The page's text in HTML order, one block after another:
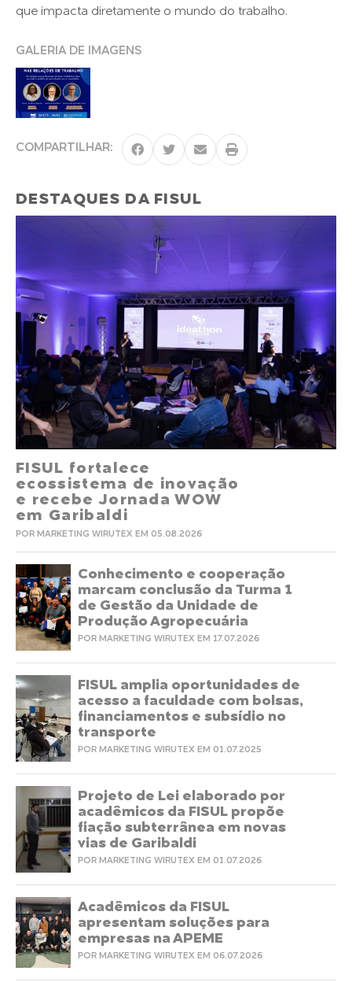
que impacta diretamente o mundo do trabalho.
GALERIA DE IMAGENS
COMPARTILHAR:
DESTAQUES DA FISUL
FISUL fortalece
ecossistema de inovação
e recebe Jornada WOW
em Garibaldi
POR MARKETING WIRUTEX EM 05.08.2026
Conhecimento e cooperação
marcam conclusão da Turma 1
de Gestão da Unidade de
Produção Agropecuária
POR MARKETING WIRUTEX EM 17.07.2026
FISUL amplia oportunidades de
acesso a faculdade com bolsas,
financiamentos e subsídio no
transporte
POR MARKETING WIRUTEX EM 01.07.2025
Projeto de Lei elaborado por
acadêmicos da FISUL propõe
fiação subterrânea em novas
vias de Garibaldi
POR MARKETING WIRUTEX EM 01.07.2026
Acadêmicos da FISUL
apresentam soluções para
empresas na APEME
POR MARKETING WIRUTEX EM 06.07.2026